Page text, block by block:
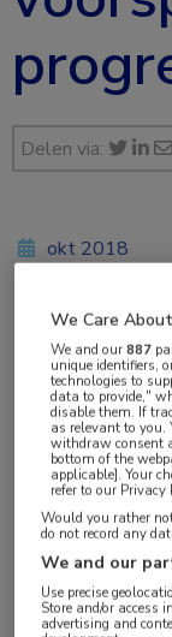
Delen via:
okt 2018
Vakgebieden:
Hematologie
MDS,
We Care
We and our887
unique identifiers,
technologies to
data to provide,"
disable them. If
as relevant to you.
withdraw consent
bottom of the
applicable]. Your
refer to our Privacy
Would you rather
do not record any
We and our
Use precise
Store and/or access
advertising and